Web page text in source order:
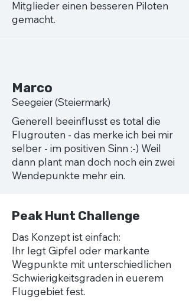
Mitglieder einen besseren Piloten
gemacht.
Marco
Se egeier (Steiermark)
Generell beeinflusst es total die
Flugrouten - das merke ich bei mir
selber - im positiven Sinn :-) Weil
dann plant man doch noch ein zwei
Wendepunkte mehr ein.
Peak Hunt Challenge
Das Konzept ist einfach:
Ihr legt Gipfel oder markante
Wegpunkte mit unterschiedlichen
Schwierigkeitsgraden in euerem
Fluggebiet fest.